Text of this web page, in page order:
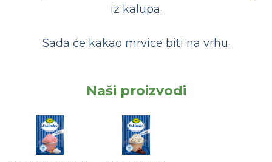
iz kalupa.
Sada će kakao mrvice biti na vrhu.
Naši proizvodi